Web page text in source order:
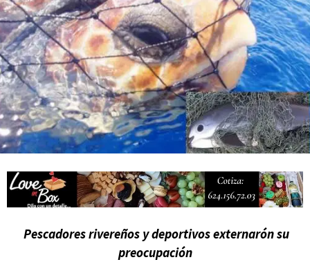
Campesina
Pescadores rivereños y deportivos externarón su
preocupación